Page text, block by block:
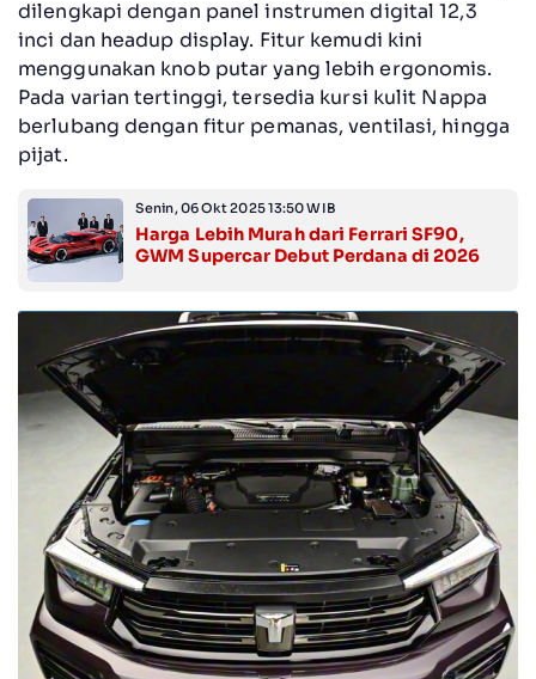
dilengkapi dengan panel instrumen digital 12,3
inci dan headup display. Fitur kemudi kini
menggunakan knob putar yang lebih ergonomis.
Pada varian tertinggi, tersedia kursi kulit Nappa
berlubang dengan fitur pemanas, ventilasi, hingga
pijat.
Senin, 06 Okt 2025 13:50 WIB
Harga Lebih Murah dari Ferrari SF90,
GWM Supercar Debut Perdana di 2026